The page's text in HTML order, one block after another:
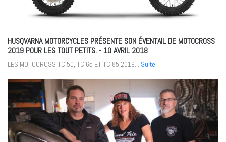
HUSQVARNA MOTORCYCLES PRÉSENTE SON ÉVENTAIL DE MOTOCROSS
2019 POUR LES TOUT PETITS.- 10 AVRIL 2018
LES MOTOCROSS TC 50, TC 65 ET TC 85 2019... Suite